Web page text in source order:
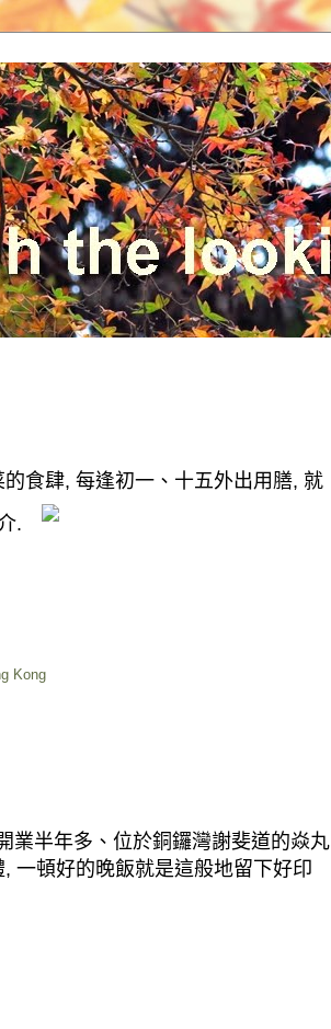
的食肆, 每逢初一、十五外出用膳, 就
.
Kong
業半年多、位於銅鑼灣謝斐道的焱丸
, 一頓好的晚飯就是這般地留下好印